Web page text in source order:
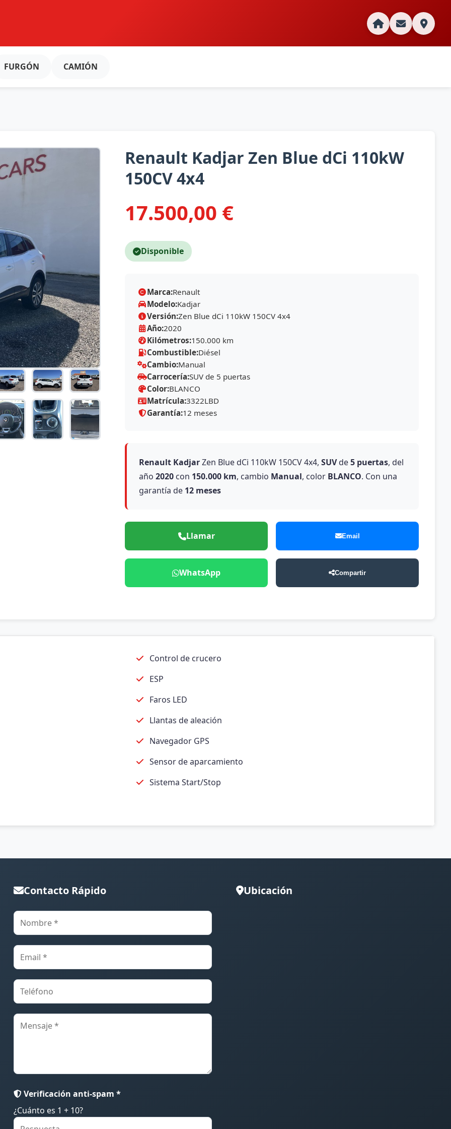
FURGÓN CAMIÓN
Renault Kadjar Zen Blue dCi 110kW
150CV 4x4
17.500,00 €
Disponible
Marca:Renault
Modelo:Kadjar
Versión:Zen Blue dCi 110kW 150CV 4x4
Año:2020
Kilómetros:150.000 km
Combustible:Diésel
Cambio:Manual
Carrocería:SUV de 5 puertas
Color:BLANCO
Matrícula:3322LBD
Garantía:12 meses
Renault KadjarZen Blue dCi 110kW 150CV 4x4, SUVde5 puertas, del
año 2020 con 150.000 km, cambio Manual, color BLANCO. Con una
garantía de 12 meses
Llamar Email
WhatsApp Compartir
Control de crucero
ESP
Faros LED
Llantas de aleación
Navegador GPS
Sensor de aparcamiento
Sistema Start/Stop
Contacto Rápido
Verificación anti-spam *
¿Cuánto es 1 + 10?
Ubicación